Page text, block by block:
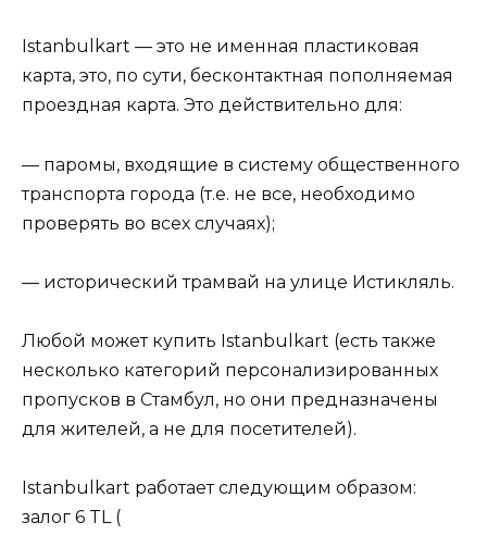
Istanbulkart — это не именная пластиковая
карта, это, по сути, бесконтактная пополняемая
проездная карта. Это действительно для:
— паромы, входящие в систему общественного
транспорта города (т.е. не все, необходимо
проверять во всех случаях);
— исторический трамвай на улице Истикляль.
Любой может купить Istanbulkart (есть также
несколько категорий персонализированных
пропусков в Стамбул, но они предназначены
для жителей, а не для посетителей).
Istanbulkart работает следующим образом:
залог 6 TL (